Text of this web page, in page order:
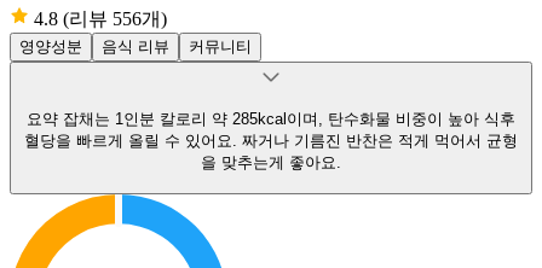
4.8 (리뷰 556개)
영양성분 음식 리뷰 커뮤니티
요약 잡채는 1인분 칼로리 약 285kcal이며, 탄수화물 비중이 높아 식후
혈당을 빠르게 올릴 수 있어요. 짜거나 기름진 반찬은 적게 먹어서 균형
을 맞추는게 좋아요.